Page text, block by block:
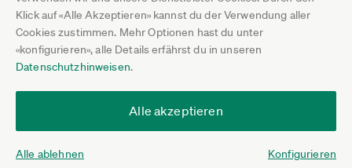
Klick auf «Alle Akzeptieren» kannst du der Verwendung aller
Cookies zustimmen. Mehr Optionen hast du unter
«konfigurieren», alle Details erfährst du in unseren
Datenschutzhinweisen.
Alle akzeptieren
Alle ablehnen Konfigurieren
Pressebereich
Jobs